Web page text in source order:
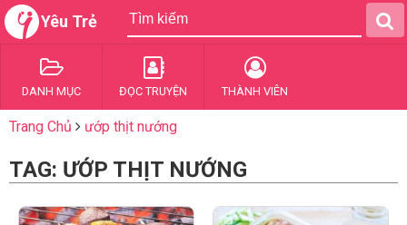
Yêu Trẻ
DANH MỤC ĐỌC TRUYỆN THÀNH VIÊN
Trang Chủ ướp thịt nướng
TAG: ƯỚP THỊT NƯỚNG